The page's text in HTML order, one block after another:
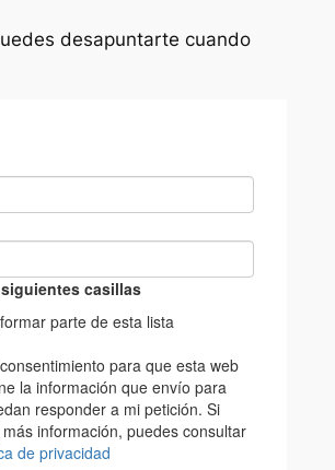
desapuntarte cuando